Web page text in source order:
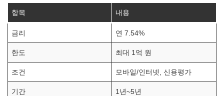
항목 내용
금리 연 7.54%
한도 최대 1억 원
조건 모바일/인터넷, 신용평가
기간 1년~5년